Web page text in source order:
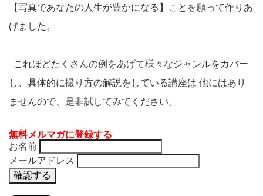
【写真であなたの人生が豊かになる】ことを願って作りあ
げました。
これほどたくさんの例をあげて様々なジャンルをカバー
し、具体的に撮り方の解説をしている講座は 他にはあり
ませんので、是非試してみてください。
無料メルマガに登録する
お名前
メールアドレス